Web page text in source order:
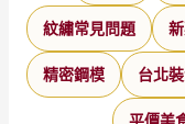
紋繡常見問題
精密鋼模 台北
平價美